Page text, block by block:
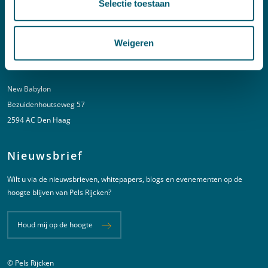
Selectie toestaan
Weigeren
E:kortgeding@pelsrijcken.nl
Adres
New Babylon
Bezuidenhoutseweg 57
2594 AC Den Haag
Nieuwsbrief
Wilt u via de nieuwsbrieven, whitepapers, blogs en evenementen op de
hoogte blijven van Pels Rijcken?
Houd mij op de hoogte
© Pels Rijcken